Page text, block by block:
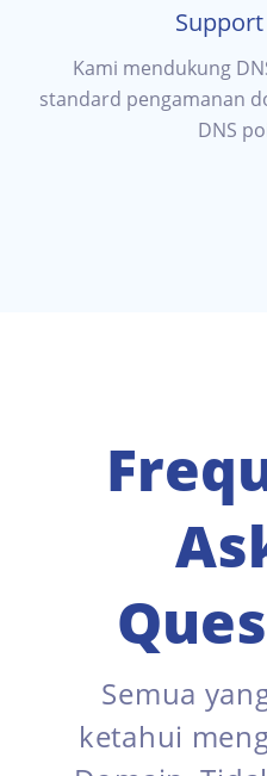
Support
Kami mendukung
standard pengamanan
DNS
Semua
ketahui